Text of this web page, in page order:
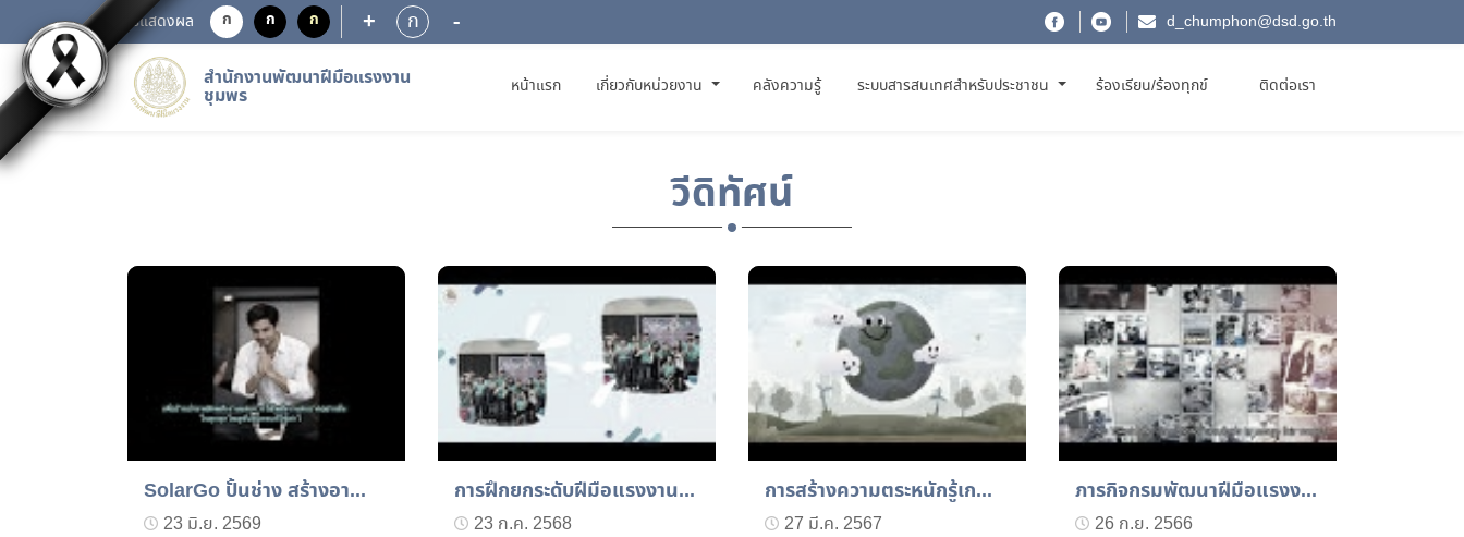
การแสดงผล ก ก ก + ก - d_chumphon@dsd.go.th
สำนักงานพัฒนาฝีมือแรงงาน
ชุมพร หน้าแรก(CURRENT)
เกี่ยวกับหน่วยงาน คลังความรู้ ระบบสารสนเทศสำหรับประชาชน ร้องเรียน/ร้องทุกข์ ติดต่อเรา
วีดิทัศน์
SolarGo ปั้นช่าง สร้างอา...
23 มิ.ย. 2569
การฝึกยกระดับฝีมือแรงงาน...
23 ก.ค. 2568
การสร้างความตระหนักรู้เก...
27 มี.ค. 2567
ภารกิจกรมพัฒนาฝีมือแรงงา...
26 ก.ย. 2566